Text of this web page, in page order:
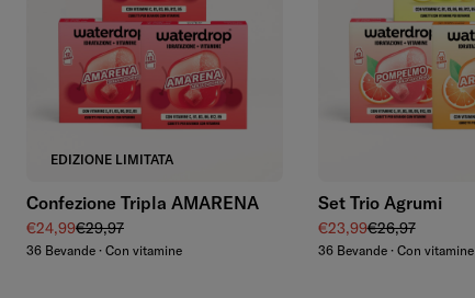
EDIZIONE LIMITATA
Confezione Tripla AMARENA
Prezzo di vendita
€24,99Prezzo regolare
€29,97
36 Bevande · Con vitamine
Set Trio Agrumi
Prezzo di vendita
€23,99Prezzo regolare
€26,97
36 Bevande · Con vitamine